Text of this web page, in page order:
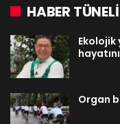
HABER TÜNELİ
Ekolojik
Organ